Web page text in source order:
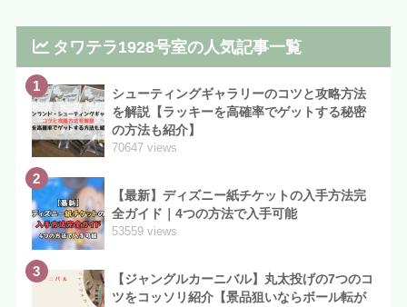
タワテラ1928号室の人気記事一覧
1
シューティングギャラリーのコツと攻略方法
を解説【ラッキーを高確率でゲットする秘密
の方法も紹介】
70647 views
2
【最新】ディズニー紙チケットの入手方法完
全ガイド｜4つの方法で入手可能
53559 views
3
【ジャングルカーニバル】丸太投げの7つのコ
ツをコッソリ紹介【景品狙いならボール転が